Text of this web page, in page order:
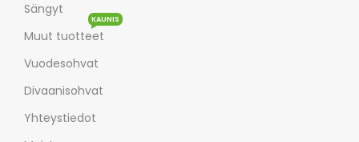
Sängyt
Muut tuotteet
KAUNIS
Vuodesohvat
Divaanisohvat
Yhteystiedot